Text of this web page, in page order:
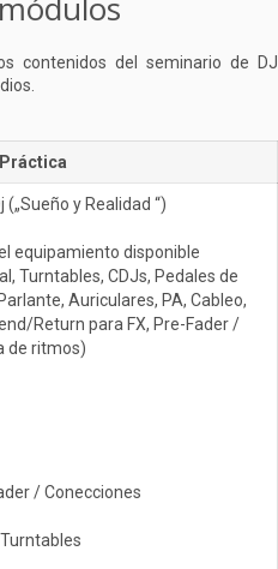
contenidos del seminario de DJ
y Realidad “)
equipamiento disponible
Turntables, CDJs, Pedales de
Auriculares, PA, Cableo,
Return para FX, Pre-Fader /
de ritmos)
/ Conecciones